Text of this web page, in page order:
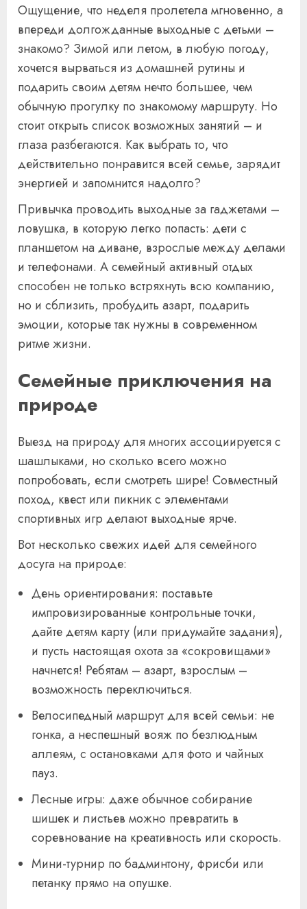
Ощущение, что неделя пролетела мгновенно, а
впереди долгожданные выходные с детьми –
знакомо? Зимой или летом, в любую погоду,
хочется вырваться из домашней рутины и
подарить своим детям нечто большее, чем
обычную прогулку по знакомому маршруту. Но
стоит открыть список возможных занятий – и
глаза разбегаются. Как выбрать то, что
действительно понравится всей семье, зарядит
энергией и запомнится надолго?
Привычка проводить выходные за гаджетами –
ловушка, в которую легко попасть: дети с
планшетом на диване, взрослые между делами
и телефонами. А семейный активный отдых
способен не только встряхнуть всю компанию,
но и сблизить, пробудить азарт, подарить
эмоции, которые так нужны в современном
ритме жизни.
Семейные приключения на
природе
Выезд на природу для многих ассоциируется с
шашлыками, но сколько всего можно
попробовать, если смотреть шире! Совместный
поход, квест или пикник с элементами
спортивных игр делают выходные ярче.
Вот несколько свежих идей для семейного
досуга на природе:
День ориентирования: поставьте
импровизированные контрольные точки,
дайте детям карту (или придумайте задания),
и пусть настоящая охота за «сокровищами»
начнется! Ребятам – азарт, взрослым –
возможность переключиться.
Велосипедный маршрут для всей семьи: не
гонка, а неспешный вояж по безлюдным
аллеям, с остановками для фото и чайных
пауз.
Лесные игры: даже обычное собирание
шишек и листьев можно превратить в
соревнование на креативность или скорость.
Мини-турнир по бадминтону, фрисби или
петанку прямо на опушке.